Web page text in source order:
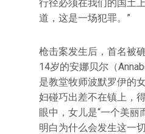
行径必须在我们的国土
道，这是一场犯罪。”
枪击案发生后，首名被
14岁的安娜贝尔（
是教堂牧师波默罗伊的
妇碰巧出差不在镇上，
眼中，女儿是“一个美丽
明白为什么会发生这一